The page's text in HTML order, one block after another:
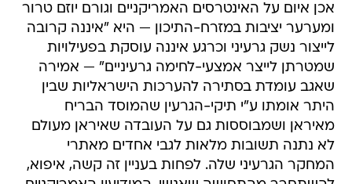
אכן איום על האינטרסים האמריקניים וגורם יוזם טרור
ומערער יציבות במזרח-התיכון — היא "איננה קרובה
לייצור נשק גרעיני וכרגע איננה עוסקת בפעילויות
שמטרתן לייצר אמצעי-לחימה גרעיניים" — אמירה
שאגב עומדת בסתירה להערכות הישראליות שבין
היתר אומתו ע"י תיקי-הגרעין שהמוסד הבריח
מאיראן ושמבוססות גם על העובדה שאיראן מעולם
לא נתנה תשובות מלאות לגבי אחדים מאתרי
המחקר הגרעיני שלה. לפחות בעניין זה קשה, איפוא,